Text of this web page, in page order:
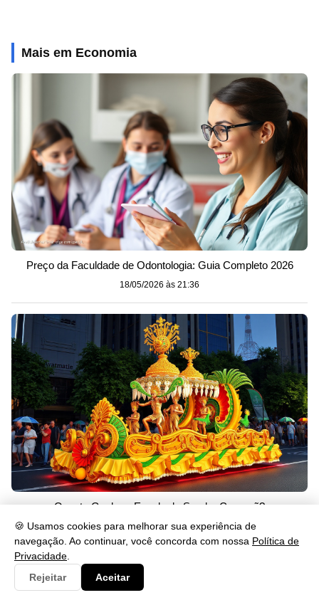
🍪 Usamos cookies para melhorar sua experiência de
navegação. Ao continuar, você concorda com nossa Política de
Privacidade
Rejeitar
Aceitar
Mais em Economia
Preço da Faculdade de Odontologia: Guia Completo 2026
18/05/2026 às 21:36
Quanto Ganha a Escola de Samba Campeã?
18/05/2026 às 21:35